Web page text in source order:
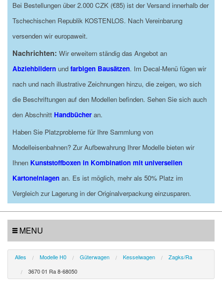
Bei Bestellungen über 2.000 CZK (€85) ist der Versand innerhalb der
Tschechischen Republik KOSTENLOS. Nach Vereinbarung
versenden wir europaweit.
Nachrichten: Wir erweitern ständig das Angebot an
Abziehbildern und farbigen Bausätzen. Im Decal-Menü fügen wir
nach und nach illustrative Zeichnungen hinzu, die zeigen, wo sich
die Beschriftungen auf den Modellen befinden. Sehen Sie sich auch
den Abschnitt Handbücher an.
Haben Sie Platzprobleme für Ihre Sammlung von
Modelleisenbahnen? Zur Aufbewahrung Ihrer Modelle bieten wir
Ihnen Kunststoffboxen in Kombination mit universellen
Kartoneinlagen an. Es ist möglich, mehr als 50% Platz im
Vergleich zur Lagerung in der Originalverpackung einzusparen.
MENU
Alles Modelle H0 Güterwagen Kesselwagen
Zagks/Ra
3670 01 Ra 8-68050